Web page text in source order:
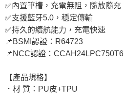
✅內置筆槽，充電無阻，隨放隨充
✅支援藍牙5.0，穩定傳輸
✅持久的續航能力，充電快速
📌BSMI認證：R64723
📌NCC認證：CCAH24LPC750T6
【產品規格】
．材 質：PU皮+TPU